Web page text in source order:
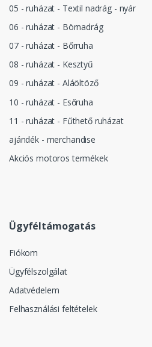
05 - ruházat - Textil nadrág - nyár
06 - ruházat - Börnadrág
07 - ruházat - Bőrruha
08 - ruházat - Kesztyű
09 - ruházat - Aláöltöző
10 - ruházat - Esőruha
11 - ruházat - Fűthető ruházat
ajándék - merchandise
Akciós motoros termékek
Ügyféltámogatás
Fiókom
Ügyfélszolgálat
Adatvédelem
Felhasználási feltételek